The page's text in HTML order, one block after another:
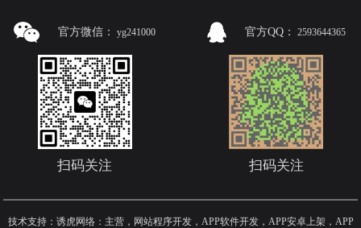
官方微信： yg241000
扫码关注
官方QQ： 2593644365
扫码关注
技术支持：诱虎网络：主营，网站程序开发，APP软件开发，APP安卓上架，APP